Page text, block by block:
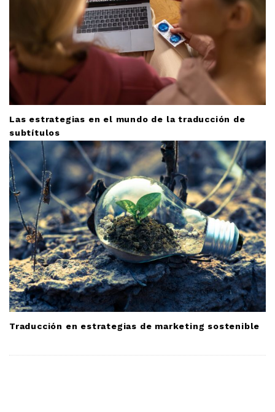
Las estrategias en el mundo de la traducción de
subtítulos
Traducción en estrategias de marketing sostenible